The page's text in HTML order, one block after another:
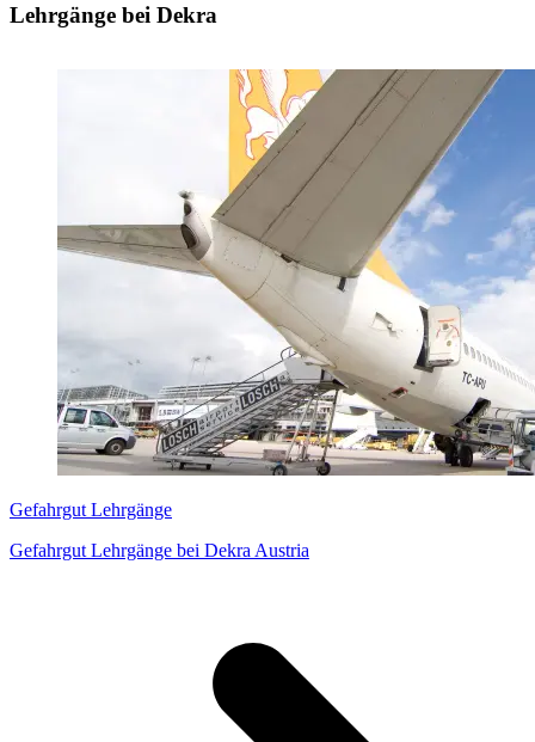
Lehrgänge bei Dekra
Gefahrgut Lehrgänge
Gefahrgut Lehrgänge bei Dekra Austria